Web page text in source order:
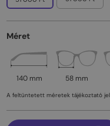
Méret
140 mm 58 mm
A feltüntetett méretek tájékoztató